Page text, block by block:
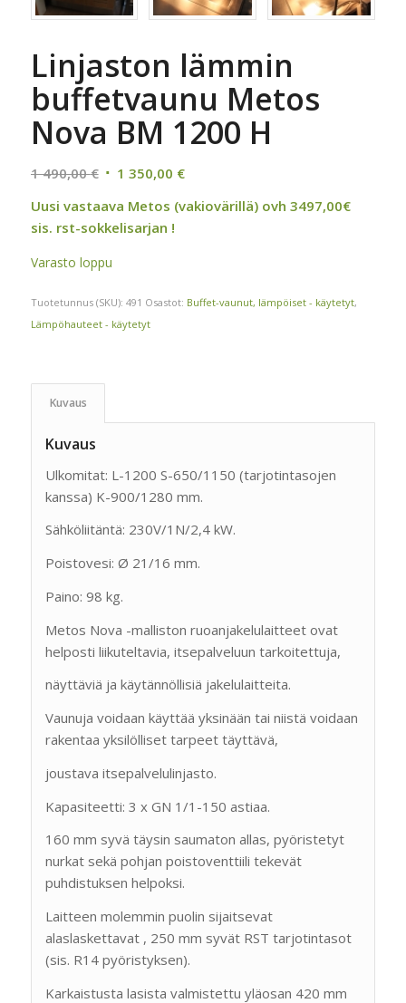
Linjaston lämmin
buffetvaunu Metos
Nova BM 1200 H
1 490,00€ Alkuperäinen
oli:
1
490,00 €.
1 350,00 €Nykyinen
on:
Uusi vastaava Metos (vakiovärillä) ovh 3497,00€
sis. rst-sokkelisarjan !
Varasto loppu
Tuotetunnus (SKU): 491 Osastot: Buffet-vaunut, lämpöiset - käytetyt,
Lämpöhauteet - käytetyt
Kuvaus
Kuvaus
Ulkomitat: L-1200 S-650/1150 (tarjotintasojen
kanssa) K-900/1280 mm.
Sähköliitäntä: 230V/1N/2,4 kW.
Poistovesi: Ø 21/16 mm.
Paino: 98 kg.
Metos Nova -malliston ruoanjakelulaitteet ovat
helposti liikuteltavia, itsepalveluun tarkoitettuja,
näyttäviä ja käytännöllisiä jakelulaitteita.
Vaunuja voidaan käyttää yksinään tai niistä voidaan
rakentaa yksilölliset tarpeet täyttävä,
joustava itsepalvelulinjasto.
Kapasiteetti: 3 x GN 1/1-150 astiaa.
160 mm syvä täysin saumaton allas, pyöristetyt
nurkat sekä pohjan poistoventtiili tekevät
puhdistuksen helpoksi.
Laitteen molemmin puolin sijaitsevat
alaslaskettavat , 250 mm syvät RST tarjotintasot
(sis. R14 pyöristyksen).
Karkaistusta lasista valmistettu yläosan 420 mm